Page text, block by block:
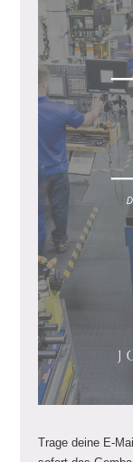
Trage deine E-